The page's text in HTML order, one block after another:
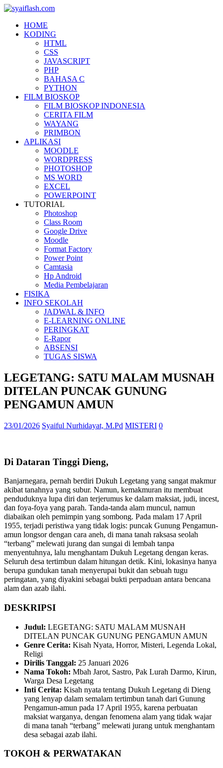
HOME
KODING
HTML
CSS
JAVASCRIPT
PHP
BAHASA C
PYTHON
FILM BIOSKOP
FILM BIOSKOP INDONESIA
CERITA FILM
WAYANG
PRIMBON
APLIKASI
MOODLE
WORDPRESS
PHOTOSHOP
MS WORD
EXCEL
POWERPOINT
TUTORIAL
Photoshop
Class Room
Google Drive
Moodle
Format Factory
Power Point
Camtasia
Hp Android
Media Pembelajaran
FISIKA
INFO SEKOLAH
JADWAL & INFO
E-LEARNING ONLINE
PERINGKAT
E-Rapor
ABSENSI
TUGAS SISWA
LEGETANG: SATU MALAM MUSNAH
DITELAN PUNCAK GUNUNG
PENGAMUN AMUN
23/01/2026 Syaiful Nurhidayat, M.Pd MISTERI 0
Di Dataran Tinggi Dieng,
Banjarnegara, pernah berdiri Dukuh Legetang yang sangat makmur
akibat tanahnya yang subur. Namun, kemakmuran itu membuat
penduduknya lupa diri dan terjerumus ke dalam maksiat, judi, incest,
dan foya-foya yang parah. Tanda-tanda alam muncul, namun
diabaikan oleh pemimpin yang sombong. Pada malam 17 April
1955, terjadi peristiwa yang tidak logis: puncak Gunung Pengamun-
amun longsor dengan cara aneh, di mana tanah raksasa seolah
“terbang” melewati jurang dan sungai di lembah tanpa
menyentuhnya, lalu menghantam Dukuh Legetang dengan keras.
Seluruh desa tertimbun dalam hitungan detik. Kini, lokasinya hanya
berupa gundukan tanah menyerupai bukit dan sebuah tugu
peringatan, yang diyakini sebagai bukti perpaduan antara bencana
alam dan azab ilahi.
DESKRIPSI
Judul: LEGETANG: SATU MALAM MUSNAH
DITELAN PUNCAK GUNUNG PENGAMUN AMUN
Genre Cerita: Kisah Nyata, Horror, Misteri, Legenda Lokal,
Religi
Dirilis Tanggal: 25 Januari 2026
Nama Tokoh: Mbah Jarot, Sastro, Pak Lurah Darmo, Kirun,
Warga Desa Legetang
Inti Cerita: Kisah nyata tentang Dukuh Legetang di Dieng
yang lenyap dalam semalam tertimbun tanah dari Gunung
Pengamun-amun pada 17 April 1955, karena perbuatan
maksiat warganya, dengan fenomena alam yang tidak wajar
di mana tanah “terbang” melewati jurang untuk menghantam
desa sebagai azab ilahi.
TOKOH & PERWATAKAN